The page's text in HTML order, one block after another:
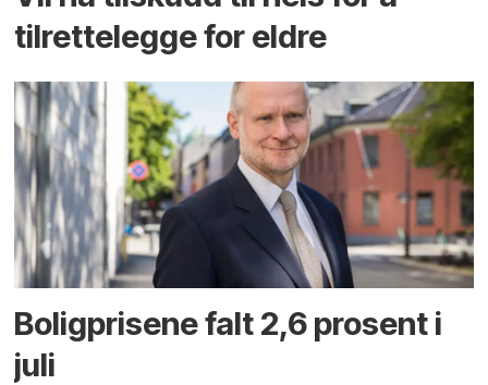
tilrettelegge for eldre
Boligprisene falt 2,6 prosent i
juli